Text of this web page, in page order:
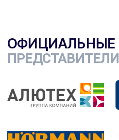
ОФИЦИАЛЬНЫЕ
ПРЕДСТАВИТЕЛИ